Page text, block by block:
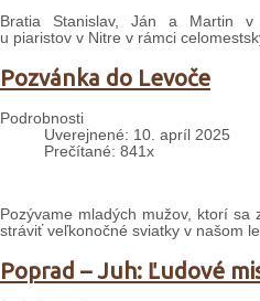
Bratia Stanislav, Ján a Martin
u piaristov v Nitre v rámci
Pozvánka do Levoče
Podrobnosti
Uverejnené: 10. apríl 2025
Prečítané: 841x
Pozývame mladých mužov, ktorí
stráviť veľkonočné sviatky v našom
Poprad – Juh: Ľudové